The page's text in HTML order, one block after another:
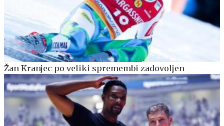
Žan Kranjec po veliki spremembi zadovoljen